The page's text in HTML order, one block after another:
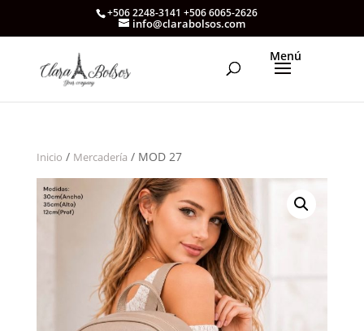
+506 2248-3141 +506 6065-2626
info@clarabolsos.com
Inicio / Mercadería / MOD 27